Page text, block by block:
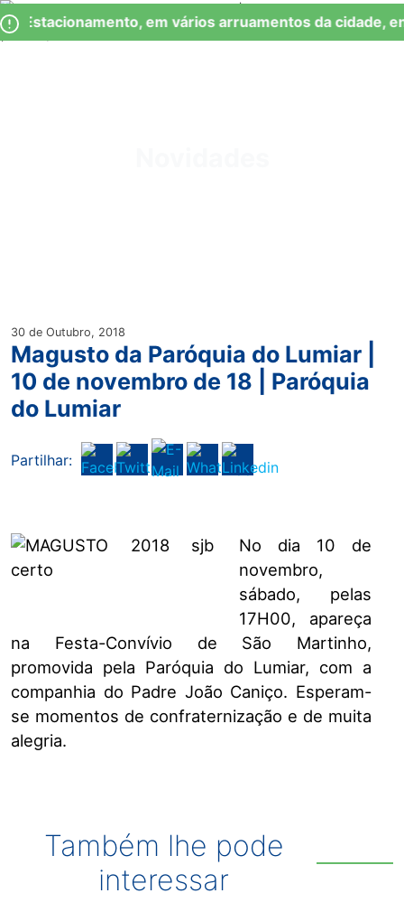
Observação:
este
Skip
to
Estacionamento, em vários arruamentos da cidade,
30 de Outubro, 2018
Magusto da Paróquia do Lumiar |
10 de novembro de 18 | Paróquia
do Lumiar
Partilhar:
No dia 10 de
novembro,
sábado, pelas
17H00, apareça
na Festa-Convívio de São Martinho,
promovida pela Paróquia do Lumiar, com a
companhia do Padre João Caniço. Esperam-
se momentos de confraternização e de muita
alegria.
Também lhe pode
interessar